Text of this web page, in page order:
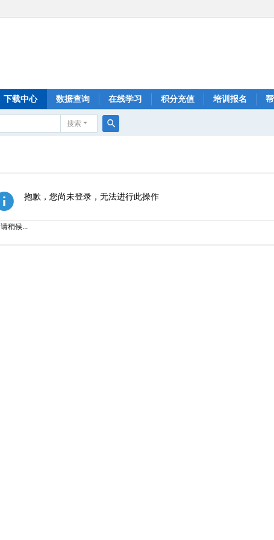
下载中心 数据查询 在线学习 积分充值 培训报名
搜索
抱歉，您尚未登录，无法进行此操作
请稍候...